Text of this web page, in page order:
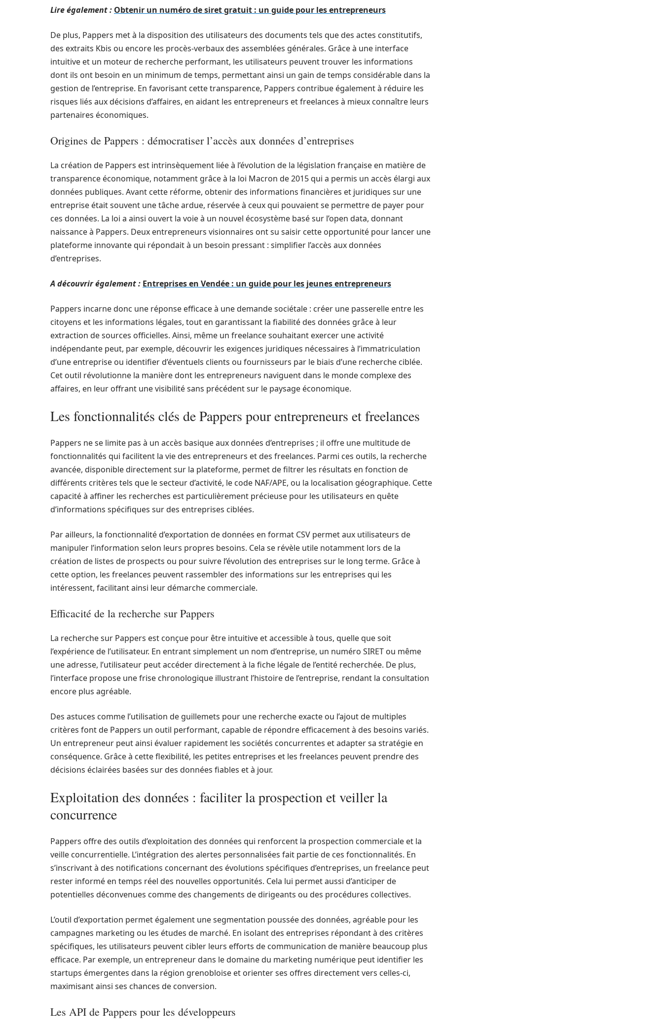
Lire également : Obtenir un numéro de siret gratuit : un guide pour les entrepreneurs
De plus, Pappers met à la disposition des utilisateurs des documents tels que des actes constitutifs,
des extraits Kbis ou encore les procès-verbaux des assemblées générales. Grâce à une interface
intuitive et un moteur de recherche performant, les utilisateurs peuvent trouver les informations
dont ils ont besoin en un minimum de temps, permettant ainsi un gain de temps considérable dans la
gestion de l’entreprise. En favorisant cette transparence, Pappers contribue également à réduire les
risques liés aux décisions d’affaires, en aidant les entrepreneurs et freelances à mieux connaître leurs
partenaires économiques.
Origines de Pappers : démocratiser l’accès aux données d’entreprises
La création de Pappers est intrinsèquement liée à l’évolution de la législation française en matière de
transparence économique, notamment grâce à la loi Macron de 2015 qui a permis un accès élargi aux
données publiques. Avant cette réforme, obtenir des informations financières et juridiques sur une
entreprise était souvent une tâche ardue, réservée à ceux qui pouvaient se permettre de payer pour
ces données. La loi a ainsi ouvert la voie à un nouvel écosystème basé sur l’open data, donnant
naissance à Pappers. Deux entrepreneurs visionnaires ont su saisir cette opportunité pour lancer une
plateforme innovante qui répondait à un besoin pressant : simplifier l’accès aux données
d’entreprises.
A découvrir également : Entreprises en Vendée : un guide pour les jeunes entrepreneurs
Pappers incarne donc une réponse efficace à une demande sociétale : créer une passerelle entre les
citoyens et les informations légales, tout en garantissant la fiabilité des données grâce à leur
extraction de sources officielles. Ainsi, même un freelance souhaitant exercer une activité
indépendante peut, par exemple, découvrir les exigences juridiques nécessaires à l’immatriculation
d’une entreprise ou identifier d’éventuels clients ou fournisseurs par le biais d’une recherche ciblée.
Cet outil révolutionne la manière dont les entrepreneurs naviguent dans le monde complexe des
affaires, en leur offrant une visibilité sans précédent sur le paysage économique.
Les fonctionnalités clés de Pappers pour entrepreneurs et freelances
Pappers ne se limite pas à un accès basique aux données d’entreprises ; il offre une multitude de
fonctionnalités qui facilitent la vie des entrepreneurs et des freelances. Parmi ces outils, la recherche
avancée, disponible directement sur la plateforme, permet de filtrer les résultats en fonction de
différents critères tels que le secteur d’activité, le code NAF/APE, ou la localisation géographique. Cette
capacité à affiner les recherches est particulièrement précieuse pour les utilisateurs en quête
d’informations spécifiques sur des entreprises ciblées.
Par ailleurs, la fonctionnalité d’exportation de données en format CSV permet aux utilisateurs de
manipuler l’information selon leurs propres besoins. Cela se révèle utile notamment lors de la
création de listes de prospects ou pour suivre l’évolution des entreprises sur le long terme. Grâce à
cette option, les freelances peuvent rassembler des informations sur les entreprises qui les
intéressent, facilitant ainsi leur démarche commerciale.
Efficacité de la recherche sur Pappers
La recherche sur Pappers est conçue pour être intuitive et accessible à tous, quelle que soit
l’expérience de l’utilisateur. En entrant simplement un nom d’entreprise, un numéro SIRET ou même
une adresse, l’utilisateur peut accéder directement à la fiche légale de l’entité recherchée. De plus,
l’interface propose une frise chronologique illustrant l’histoire de l’entreprise, rendant la consultation
encore plus agréable.
Des astuces comme l’utilisation de guillemets pour une recherche exacte ou l’ajout de multiples
critères font de Pappers un outil performant, capable de répondre efficacement à des besoins variés.
Un entrepreneur peut ainsi évaluer rapidement les sociétés concurrentes et adapter sa stratégie en
conséquence. Grâce à cette flexibilité, les petites entreprises et les freelances peuvent prendre des
décisions éclairées basées sur des données fiables et à jour.
Exploitation des données : faciliter la prospection et veiller la
concurrence
Pappers offre des outils d’exploitation des données qui renforcent la prospection commerciale et la
veille concurrentielle. L’intégration des alertes personnalisées fait partie de ces fonctionnalités. En
s’inscrivant à des notifications concernant des évolutions spécifiques d’entreprises, un freelance peut
rester informé en temps réel des nouvelles opportunités. Cela lui permet aussi d’anticiper de
potentielles déconvenues comme des changements de dirigeants ou des procédures collectives.
L’outil d’exportation permet également une segmentation poussée des données, agréable pour les
campagnes marketing ou les études de marché. En isolant des entreprises répondant à des critères
spécifiques, les utilisateurs peuvent cibler leurs efforts de communication de manière beaucoup plus
efficace. Par exemple, un entrepreneur dans le domaine du marketing numérique peut identifier les
startups émergentes dans la région grenobloise et orienter ses offres directement vers celles-ci,
maximisant ainsi ses chances de conversion.
Les API de Pappers pour les développeurs